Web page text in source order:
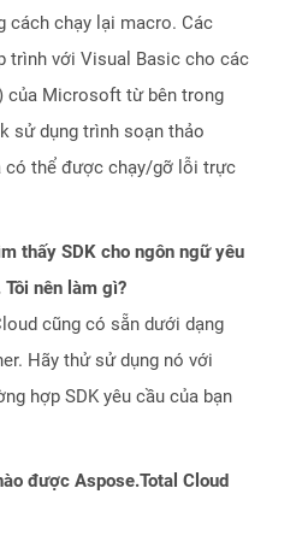
cách chạy lại macro. Các
trình với Visual Basic cho các
của Microsoft từ bên trong
sử dụng trình soạn thảo
có thể được chạy/gỡ lỗi trực
thấy SDK cho ngôn ngữ yêu
nên làm gì?
cũng có sẵn dưới dạng
Hãy thử sử dụng nó với
hợp SDK yêu cầu của bạn
được Aspose.Total Cloud